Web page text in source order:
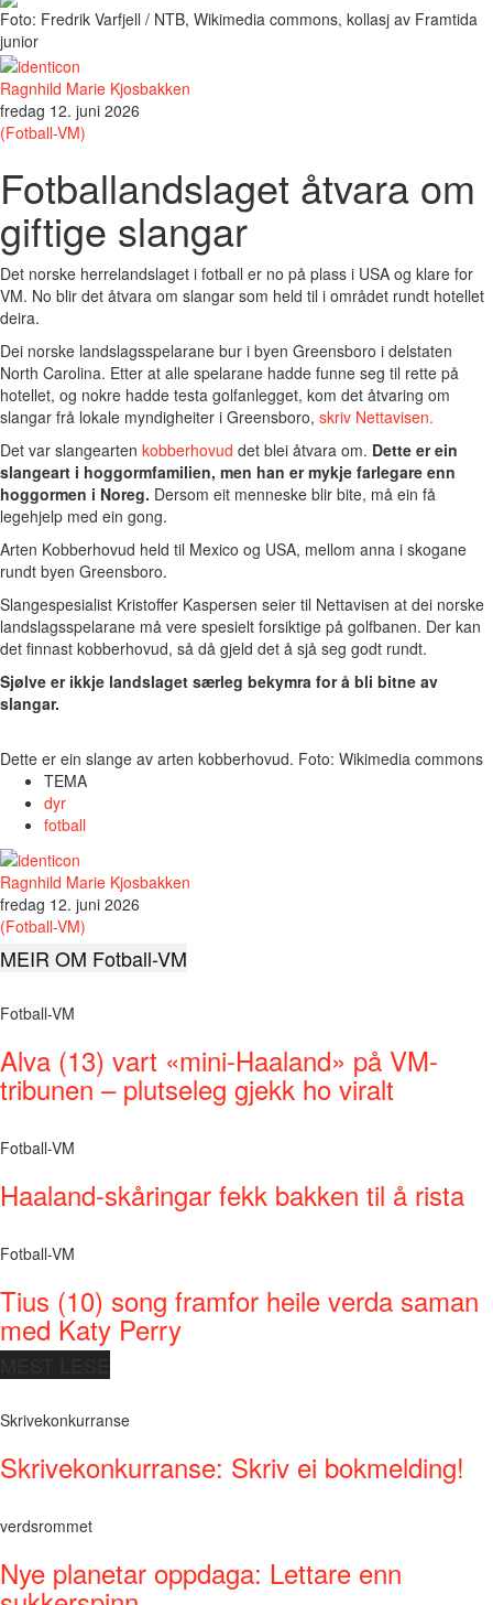
Foto: Fredrik Varfjell / NTB, Wikimedia commons, kollasj av Framtida
junior
Ragnhild Marie Kjosbakken
fredag 12. juni 2026
(Fotball-VM)
Fotballandslaget åtvara om
giftige slangar
Det norske herrelandslaget i fotball er no på plass i USA og klare for
VM. No blir det åtvara om slangar som held til i området rundt hotellet
deira.
Dei norske landslagsspelarane bur i byen Greensboro i delstaten
North Carolina. Etter at alle spelarane hadde funne seg til rette på
hotellet, og nokre hadde testa golfanlegget, kom det åtvaring om
slangar frå lokale myndigheiter i Greensboro, skriv Nettavisen.
Det var slangearten kobberhovud det blei åtvara om. Dette er ein
slangeart i hoggormfamilien, men han er mykje farlegare enn
hoggormen i Noreg. Dersom eit menneske blir bite, må ein få
legehjelp med ein gong.
Arten Kobberhovud held til Mexico og USA, mellom anna i skogane
rundt byen Greensboro.
Slangespesialist Kristoffer Kaspersen seier til Nettavisen at dei norske
landslagsspelarane må vere spesielt forsiktige på golfbanen. Der kan
det finnast kobberhovud, så då gjeld det å sjå seg godt rundt.
Sjølve er ikkje landslaget særleg bekymra for å bli bitne av
slangar.
Dette er ein slange av arten kobberhovud. Foto: Wikimedia commons
TEMA
dyr
fotball
Ragnhild Marie Kjosbakken
fredag 12. juni 2026
(Fotball-VM)
MEIR OM Fotball-VM
Fotball-VM
Alva (13) vart «mini-Haaland» på VM-
tribunen – plutseleg gjekk ho viralt
Fotball-VM
Haaland-skåringar fekk bakken til å rista
Fotball-VM
Tius (10) song framfor heile verda saman
med Katy Perry
Skrivekonkurranse
Skrivekonkurranse: Skriv ei bokmelding!
verdsrommet
Nye planetar oppdaga: Lettare enn